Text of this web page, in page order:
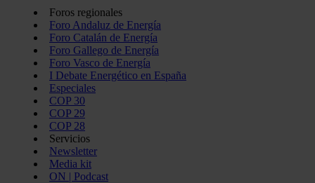
Foros regionales
Foro Andaluz de Energía
Foro Catalán de Energía
Foro Gallego de Energía
Foro Vasco de Energía
I Debate Energético en España
Especiales
COP 30
COP 29
COP 28
Servicios
Newsletter
Media kit
ON | Podcast